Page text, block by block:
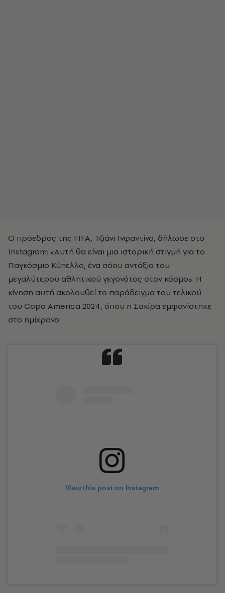
Ο πρόεδρος της FIFA, Τζιάνι Ινφαντίνο, δήλωσε στο
Instagram: «Αυτή θα είναι μια ιστορική στιγμή για το
Παγκόσμιο Κύπελλο, ένα σόου αντάξιο του
μεγαλύτερου αθλητικού γεγονότος στον κόσμο». Η
κίνηση αυτή ακολουθεί το παράδειγμα του τελικού
του Copa America 2024, όπου η Σακίρα εμφανίστηκε
στο ημίχρονο.
View this post on Instagram